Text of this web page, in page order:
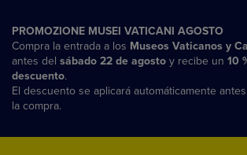
PROMOZIONE MUSEI VATICANI AGOSTO
Compra la entrada a los Museos Vaticanos y
antes del sábado 22 de agosto y recibe un 10
descuento.
El descuento se aplicará automáticamente
la compra.